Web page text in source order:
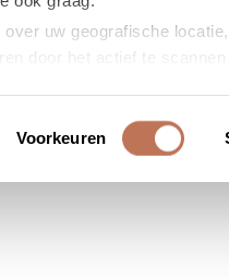
uw geografische
door het actief te
Voorkeuren